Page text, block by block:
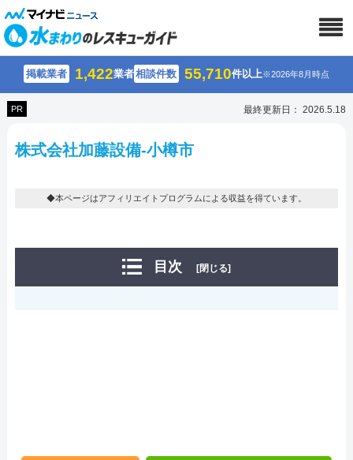
掲載業者 1,422業者相談件数 55,710件以上※2026年8月時点
PR 最終更新日： 2026.5.18
株式会社加藤設備-小樽市
◆本ページはアフィリエイトプログラムによる収益を得ています。
目次 [閉じる]